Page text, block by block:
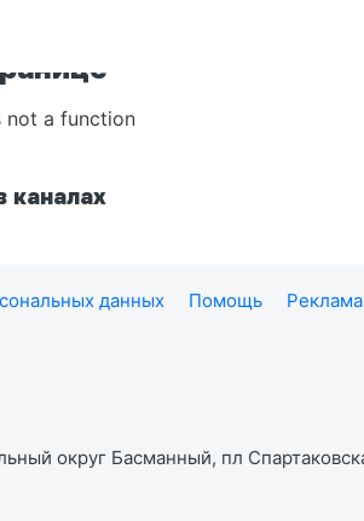
not a function
каналах
данных Помощь
округ Басманный, пл